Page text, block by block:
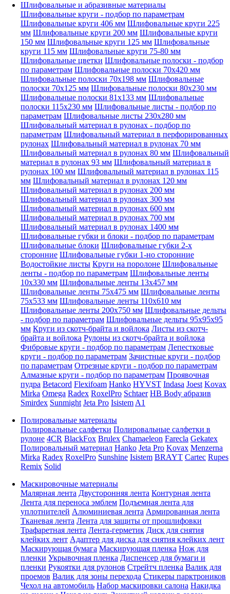
Шлифовальные и абразивные материалы
Шлифовальные круги - подбор по параметрам
Шлифовальные круги 406 мм Шлифовальные круги 225
мм Шлифовальные круги 200 мм Шлифовальные круги
150 мм Шлифовальные круги 125 мм Шлифовальные
круги 115 мм Шлифовальные круги 75-80 мм
Шлифовальные цветки Шлифовальные полоски - подбор
по параметрам Шлифовальные полоски 70x420 мм
Шлифовальные полоски 70x198 мм Шлифовальные
полоски 70x125 мм Шлифовальные полоски 80x230 мм
Шлифовальные полоски 81x133 мм Шлифовальные
полоски 115x230 мм Шлифовальные листы - подбор по
параметрам Шлифовальные листы 230x280 мм
Шлифовальный материал в рулонах - подбор по
параметрам Шлифовальный материал в перфорированных
рулонах Шлифовальный материал в рулонах 70 мм
Шлифовальный материал в рулонах 80 мм Шлифовальный
материал в рулонах 93 мм Шлифовальный материал в
рулонах 100 мм Шлифовальный материал в рулонах 115
мм Шлифовальный материал в рулонах 120 мм
Шлифовальный материал в рулонах 200 мм
Шлифовальный материал в рулонах 300 мм
Шлифовальный материал в рулонах 600 мм
Шлифовальный материал в рулонах 700 мм
Шлифовальный материал в рулонах 1400 мм
Шлифовальные губки и блоки - подбор по параметрам
Шлифовальные блоки Шлифовальные губки 2-х
сторонние Шлифовальные губки 1-но сторонние
Водостойкие листы Круги на поролоне Шлифовальные
ленты - подбор по параметрам Шлифовальные ленты
10x330 мм Шлифовальные ленты 13x457 мм
Шлифовальные ленты 75x475 мм Шлифовальные ленты
75x533 мм Шлифовальные ленты 110x610 мм
Шлифовальные ленты 200x750 мм Шлифовальные дельты
- подбор по параметрам Шлифовальные дельты 95x95x95
мм Круги из скотч-брайта и войлока Листы из скотч-
брайта и войлока Рулоны из скотч-брайта и войлока
Фибровые круги - подбор по параметрам Лепестковые
круги - подбор по параметрам Зачистные круги - подбор
по параметрам Отрезные круги - подбор по параметрам
Алмазные круги - подбор по параметрам Проявочная
пудра Betacord Flexifoam Hanko HYVST Indasa Joest Kovax
Mirka Omega Radex RoxelPro Schtaer HB Body абразив
Smirdex Sunmight Jeta Pro Isistem A1
Полировальные материалы
Полировальные салфетки Полировальные салфетки в
рулоне 4CR BlackFox Brulex Chamaeleon Farecla Gekatex
Полировальный материал Hanko Jeta Pro Kovax Menzerna
Mirka Radex RoxelPro Sunshine Isistem BRAYT Cartec Rupes
Remix Solid
Маскировочные материалы
Малярная лента Двусторонняя лента Контурная лента
Лента для переноса эмблем Подъемная лента для
уплотнителей Алюминиевая лента Армированная лента
Тканевая лента Лента для защиты от прошлифовки
Трафаретная лента Лента-герметик Диск для снятия
клейких лент Адаптер для диска для снятия клейких лент
Маскирующая бумага Маскирующая пленка Нож для
пленки Укрывочная пленка Диспенсер для бумаги и
пленки Рукоятки для рулонов Стрейтч пленка Валик для
проемов Валик для зоны перехода Стикеры парктроников
Чехол на автомобиль Набор маскировки салона Накидка